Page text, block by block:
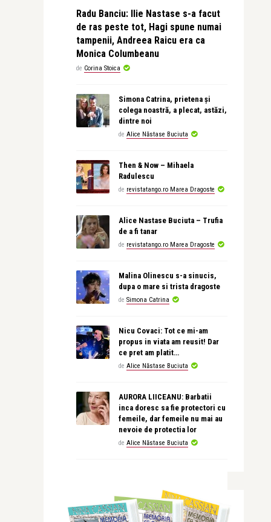
Radu Banciu: Ilie Nastase s-a facut
de ras peste tot, Hagi spune numai
tampenii, Andreea Raicu era ca
Monica Columbeanu
de Corina Stoica
Simona Catrina, prietena și
colega noastră, a plecat, astăzi,
dintre noi
de Alice Năstase Buciuta
Then & Now – Mihaela
Radulescu
de revistatango.ro Marea Dragoste
Alice Nastase Buciuta – Trufia
de a fi tanar
de revistatango.ro Marea Dragoste
Malina Olinescu s-a sinucis,
dupa o mare si trista dragoste
de Simona Catrina
Nicu Covaci: Tot ce mi-am
propus in viata am reusit! Dar
ce pret am platit…
de Alice Năstase Buciuta
AURORA LIICEANU: Barbatii
inca doresc sa fie protectori cu
femeile, dar femeile nu mai au
nevoie de protectia lor
de Alice Năstase Buciuta